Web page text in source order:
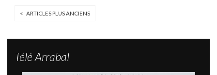
< ARTICLES PLUS ANCIENS
Télé Arrabal